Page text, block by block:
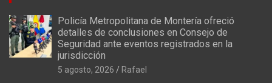
Policía Metropolitana de Montería ofreció
detalles de conclusiones en Consejo de
Seguridad ante eventos registrados en la
jurisdicción
5 agosto, 2026 Rafael